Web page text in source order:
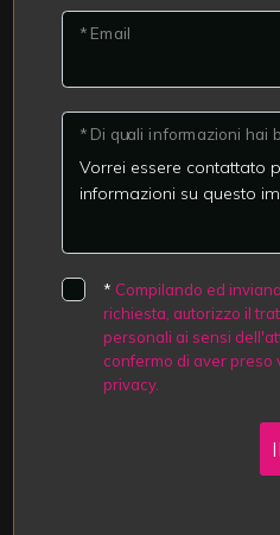
* Email
* Di quali informazioni hai
* Compilando ed
richiesta, autorizzo il
personali ai sensi
confermo di aver preso
privacy.